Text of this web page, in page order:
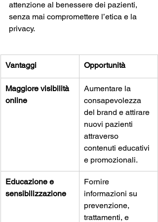
attenzione al benessere dei pazienti,
senza mai compromettere l’etica e la
privacy.
Vantaggi Opportunità
Maggiore visibilità
online
Aumentare la
consapevolezza
del brand e attirare
nuovi pazienti
attraverso
contenuti educativi
e promozionali.
Educazione e
sensibilizzazione
Fornire
informazioni su
prevenzione,
trattamenti, e